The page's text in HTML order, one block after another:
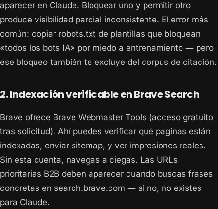
aparecer en Claude. Bloquear uno y permitir otro
produce visibilidad parcial inconsistente. El error más
común: copiar robots.txt de plantillas que bloquean
«todos los bots IA» por miedo a entrenamiento — pero
ese bloqueo también te excluye del corpus de citación.
2. Indexación verificable en Brave Search
Brave ofrece Brave Webmaster Tools (acceso gratuito
tras solicitud). Ahí puedes verificar qué páginas están
indexadas, enviar sitemap, y ver impresiones reales.
Sin esta cuenta, navegas a ciegas. Las URLs
prioritarias B2B deben aparecer cuando buscas frases
concretas en search.brave.com — si no, no existes
para Claude.